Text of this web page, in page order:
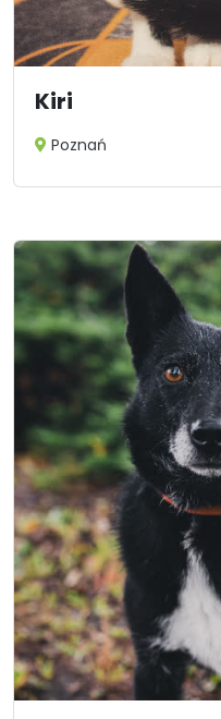
Kiri
Poznań